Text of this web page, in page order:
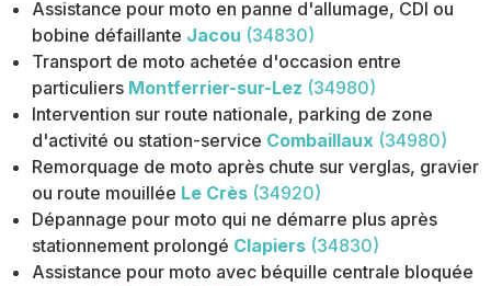
Assistance pour moto en panne d'allumage, CDI ou
bobine défaillante Jacou (34830)
Transport de moto achetée d'occasion entre
particuliers Montferrier-sur-Lez (34980)
Intervention sur route nationale, parking de zone
d'activité ou station-service Combaillaux (34980)
Remorquage de moto après chute sur verglas, gravier
ou route mouillée Le Crès (34920)
Dépannage pour moto qui ne démarre plus après
stationnement prolongé Clapiers (34830)
Assistance pour moto avec béquille centrale bloquée